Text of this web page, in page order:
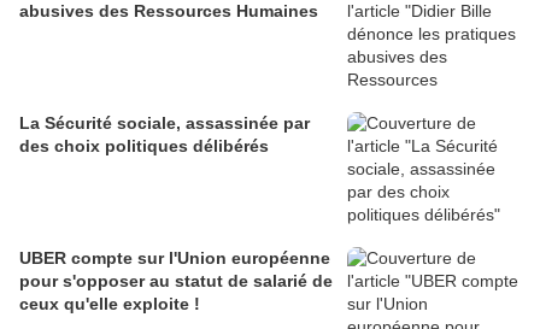
abusives des Ressources Humaines
La Sécurité sociale, assassinée par
des choix politiques délibérés
UBER compte sur l'Union européenne
pour s'opposer au statut de salarié de
ceux qu'elle exploite !